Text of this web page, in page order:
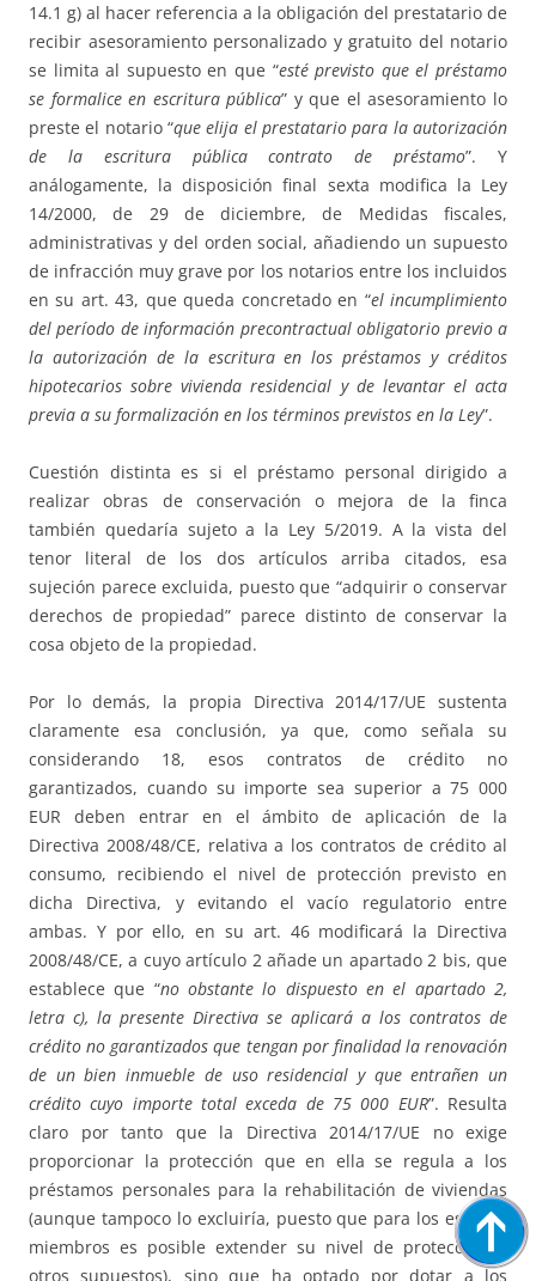
14.1 g) al hacer referencia a la obligación del prestatario de
recibir asesoramiento personalizado y gratuito del notario
se limita al supuesto en que “esté previsto que el préstamo
se formalice en escritura pública” y que el asesoramiento lo
preste el notario “que elija el prestatario para la autorización
de la escritura pública contrato de préstamo”. Y
análogamente, la disposición final sexta modifica la Ley
14/2000, de 29 de diciembre, de Medidas fiscales,
administrativas y del orden social, añadiendo un supuesto
de infracción muy grave por los notarios entre los incluidos
en su art. 43, que queda concretado en “el incumplimiento
del período de información precontractual obligatorio previo a
la autorización de la escritura en los préstamos y créditos
hipotecarios sobre vivienda residencial y de levantar el acta
previa a su formalización en los términos previstos en la Ley”.
Cuestión distinta es si el préstamo personal dirigido a
realizar obras de conservación o mejora de la finca
también quedaría sujeto a la Ley 5/2019. A la vista del
tenor literal de los dos artículos arriba citados, esa
sujeción parece excluida, puesto que “adquirir o conservar
derechos de propiedad” parece distinto de conservar la
cosa objeto de la propiedad.
Por lo demás, la propia Directiva 2014/17/UE sustenta
claramente esa conclusión, ya que, como señala su
considerando 18, esos contratos de crédito no
garantizados, cuando su importe sea superior a 75 000
EUR deben entrar en el ámbito de aplicación de la
Directiva 2008/48/CE, relativa a los contratos de crédito al
consumo, recibiendo el nivel de protección previsto en
dicha Directiva, y evitando el vacío regulatorio entre
ambas. Y por ello, en su art. 46 modificará la Directiva
2008/48/CE, a cuyo artículo 2 añade un apartado 2 bis, que
establece que “no obstante lo dispuesto en el apartado 2,
letra c), la presente Directiva se aplicará a los contratos de
crédito no garantizados que tengan por finalidad la renovación
de un bien inmueble de uso residencial y que entrañen un
crédito cuyo importe total exceda de 75 000 EUR”. Resulta
claro por tanto que la Directiva 2014/17/UE no exige
proporcionar la protección que en ella se regula a los
préstamos personales para la rehabilitación de viviendas
(aunque tampoco lo excluiría, puesto que para los estados
miembros es posible extender su nivel de protección a
otros supuestos), sino que ha optado por dotar a los